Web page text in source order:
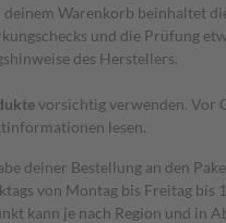
deinem Warenkorb beinhaltet
und die Prüfung
des Herstellers.
vorsichtig verwenden. Vor
lesen.
deiner Bestellung an den
von Montag bis Freitag bis
kann je nach Region und in